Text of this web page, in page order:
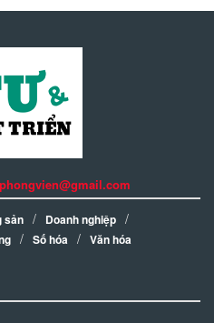
sản
Doanh nghiệp
Số hóa Văn hóa